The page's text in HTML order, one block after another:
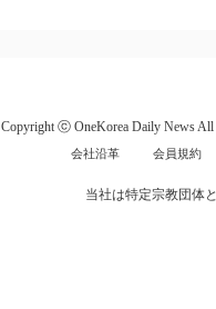
Copyright ⓒ OneKorea Daily News All
会社沿革 会員規約
当社は特定宗教団体